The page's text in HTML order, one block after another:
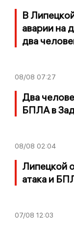
В
аварии на
два
08/08 07:27
Два
БПЛА в
08/08 02:04
Липецкой
атака и
07/08 12:03